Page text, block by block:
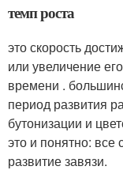
темп роста
это скорость
или увеличение
времени .
период развития
бутонизации и
это и понятно:
развитие завязи.